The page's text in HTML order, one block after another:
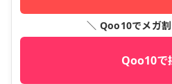
＼ Qoo10でメガ
Qoo10で